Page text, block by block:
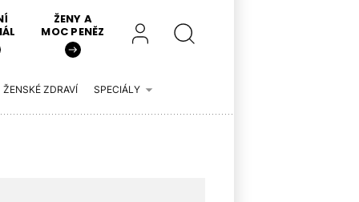
ŽENY A
MOC PENĚZ
ŽENSKÉ ZDRAVÍ SPECIÁLY